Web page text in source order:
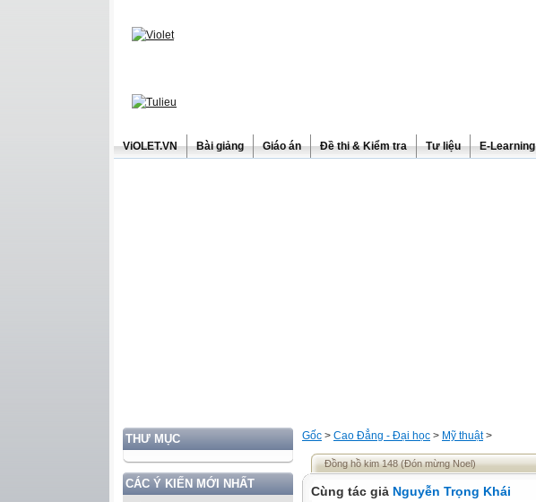
ViOLET.VN Bài giảng Giáo án Đề thi & Kiểm tra Tư liệu E-Learning
THƯ MỤC
CÁC Ý KIẾN MỚI NHẤT
Gốc > Cao Đẳng - Đại học > Mỹ thuật>
Đồng hồ kim 148 (Đón mừng Noel)
Cùng tác giả Nguyễn Trọng Khái